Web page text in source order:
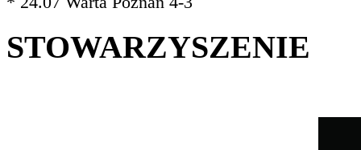
STOWARZYSZENIE